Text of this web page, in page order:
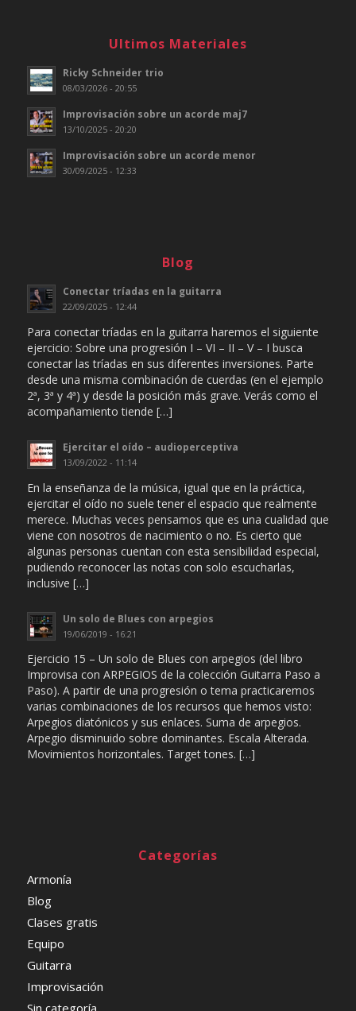
Ultimos Materiales
Ricky Schneider trio
08/03/2026 - 20:55
Improvisación sobre un acorde maj7
13/10/2025 - 20:20
Improvisación sobre un acorde menor
30/09/2025 - 12:33
Blog
Conectar tríadas en la guitarra
22/09/2025 - 12:44
Para conectar tríadas en la guitarra haremos el siguiente
ejercicio: Sobre una progresión I – VI – II – V – I busca
conectar las tríadas en sus diferentes inversiones. Parte
desde una misma combinación de cuerdas (en el ejemplo
2ª, 3ª y 4ª) y desde la posición más grave. Verás como el
acompañamiento tiende […]
Ejercitar el oído – audioperceptiva
13/09/2022 - 11:14
En la enseñanza de la música, igual que en la práctica,
ejercitar el oído no suele tener el espacio que realmente
merece. Muchas veces pensamos que es una cualidad que
viene con nosotros de nacimiento o no. Es cierto que
algunas personas cuentan con esta sensibilidad especial,
pudiendo reconocer las notas con solo escucharlas,
inclusive […]
Un solo de Blues con arpegios
19/06/2019 - 16:21
Ejercicio 15 – Un solo de Blues con arpegios (del libro
Improvisa con ARPEGIOS de la colección Guitarra Paso a
Paso). A partir de una progresión o tema practicaremos
varias combinaciones de los recursos que hemos visto:
Arpegios diatónicos y sus enlaces. Suma de arpegios.
Arpegio disminuido sobre dominantes. Escala Alterada.
Movimientos horizontales. Target tones. […]
Categorías
Armonía
Blog
Clases gratis
Equipo
Guitarra
Improvisación
Sin categoría